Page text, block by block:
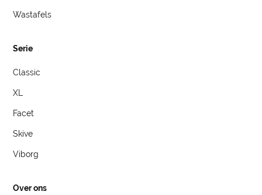
Wastafels
Serie
Classic
XL
Facet
Skive
Viborg
Over ons